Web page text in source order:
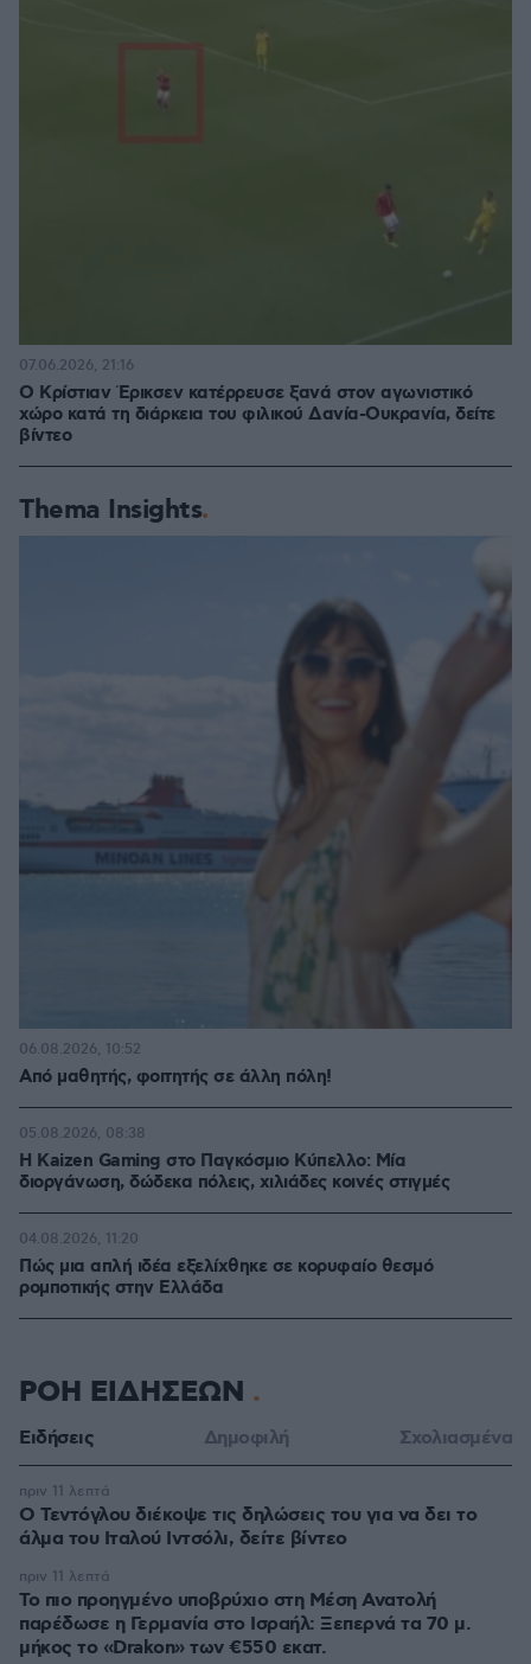
Ο Κρίστιαν Έρικσεν κατέρρευσε ξανά στον αγωνιστικό
χώρο κατά τη διάρκεια του φιλικού Δανία-Ουκρανία, δείτε
βίντεο
07.06.2026, 21:16
Thema Insights
Από μαθητής, φοιτητής σε άλλη πόλη!
06.08.2026, 10:52
H Kaizen Gaming στο Παγκόσμιο Kύπελλο: Μία
διοργάνωση, δώδεκα πόλεις, χιλιάδες κοινές στιγμές
05.08.2026, 08:38
Πώς μια απλή ιδέα εξελίχθηκε σε κορυφαίο θεσμό
ρομποτικής στην Ελλάδα
04.08.2026, 11:20
ΡΟΗ ΕΙΔΗΣΕΩΝ
Ειδήσεις Δημοφιλή Σχολιασμένα
Ο Τεντόγλου διέκοψε τις δηλώσεις του για να δει το
άλμα του Ιταλού Ιντσόλι, δείτε βίντεο
πριν 11 λεπτά
Το πιο προηγμένο υποβρύχιο στη Μέση Ανατολή
παρέδωσε η Γερμανία στο Ισραήλ: Ξεπερνά τα 70 μ.
μήκος το «Drakon» των €550 εκατ.
πριν 11 λεπτά